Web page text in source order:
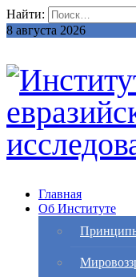
Найти:
8 августа 2026
Главная
Об Институте